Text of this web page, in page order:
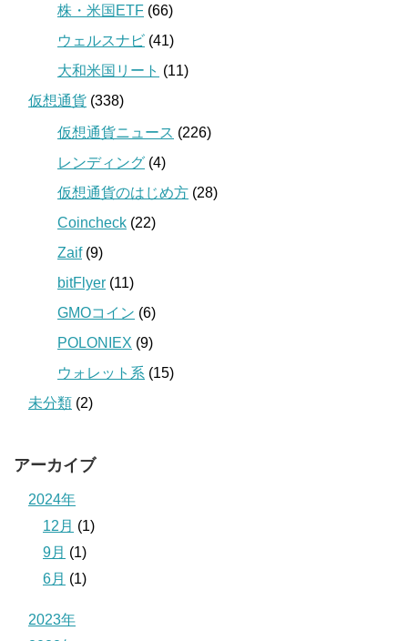
株・米国ETF (66)
ウェルスナビ (41)
大和米国リート (11)
仮想通貨 (338)
仮想通貨ニュース (226)
レンディング (4)
仮想通貨のはじめ方 (28)
Coincheck (22)
Zaif(9)
bitFlyer (11)
GMOコイン (6)
POLONIEX (9)
ウォレット系 (15)
未分類 (2)
アーカイブ
2024年
12月 (1)
9月 (1)
6月 (1)
2023年